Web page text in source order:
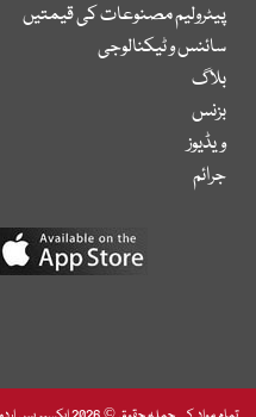
پیٹرولیم مصنوعات کی قیمتیں
سائنس و ٹیکنالوجی
بلاگ
بزنس
ویڈیوز
جرائم